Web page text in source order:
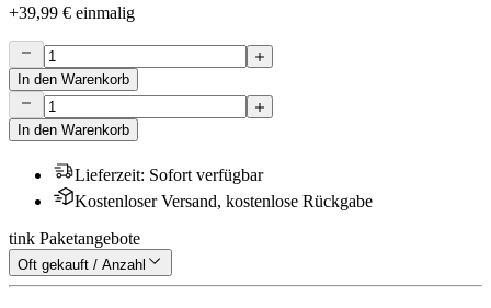
+39,99 € einmalig
In den Warenkorb
In den Warenkorb
Lieferzeit: Sofort verfügbar
Kostenloser Versand, kostenlose Rückgabe
tink Paketangebote
Oft gekauft / Anzahl